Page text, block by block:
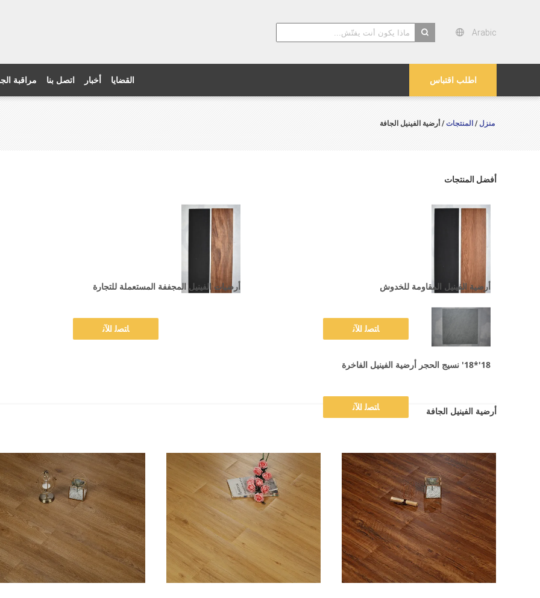
Arabic
اطلب اقتباس مراقبة اتصل بنا أخبار القضايا
منزل /المنتجات/ أرضية الفينيل الجافة
أفضل المنتجات
أرضية الفينيل المقاومة للخدوش
ﺎﺘﺼﻟ ﺍﻶﻧ
أرضيات الفينيل المجففة المستعملة للتجارة
ﺎﺘﺼﻟ ﺍﻶﻧ
18'*18' نسيج الحجر أرضية الفينيل الفاخرة
ﺎﺘﺼﻟ ﺍﻶﻧ أرضية الفينيل الجافة